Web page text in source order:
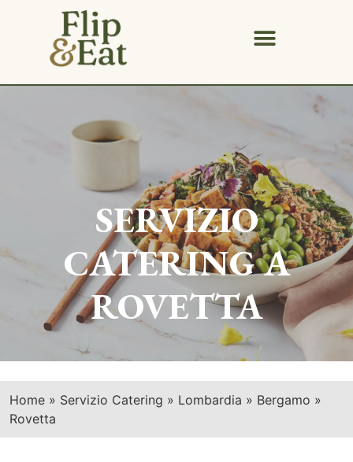
SERVIZIO
CATERING A
ROVETTA
Home » Servizio Catering » Lombardia » Bergamo »
Rovetta